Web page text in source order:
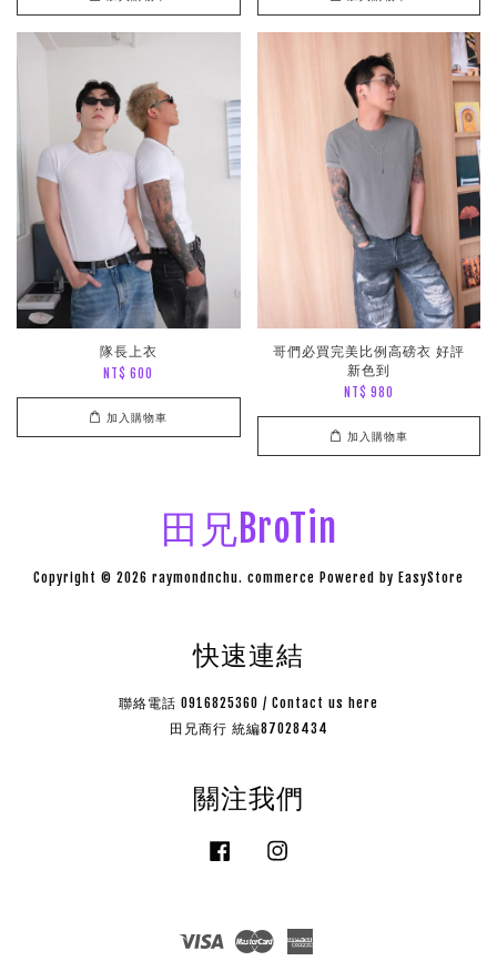
隊長上衣
NT$ 600
加入購物車
哥們必買完美比例高磅衣 好評
新色到
NT$ 980
加入購物車
田兄BroTin
Copyright © 2026 raymondnchu. commerce Powered by EasyStore
快速連結
聯絡電話 0916825360 / Contact us here
田兄商行 統編87028434
關注我們
Facebook
Visa Master